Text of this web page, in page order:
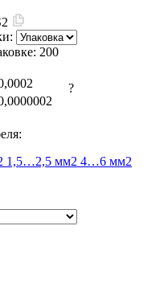
200
?
1,5…2,5 мм2 4…6 мм2